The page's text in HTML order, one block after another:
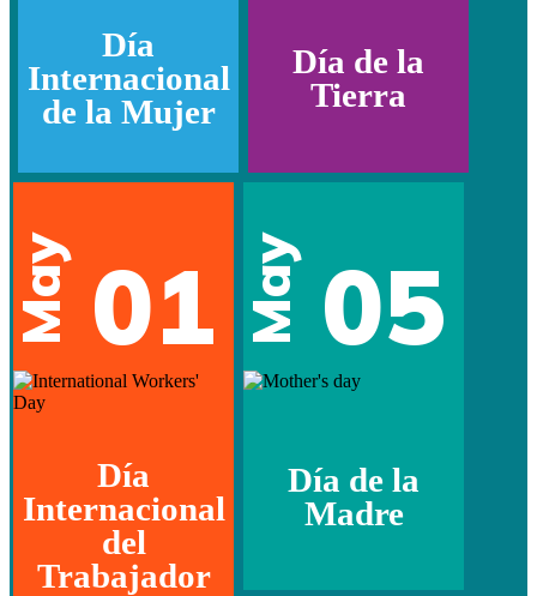
Día
Internacional
de la Mujer
Día de la
Tierra
May 01
Día
Internacional
del
Trabajador
May 05
Día de la
Madre